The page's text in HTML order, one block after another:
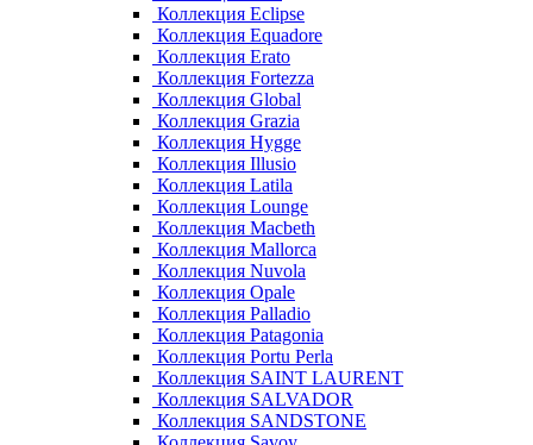
Коллекция Eclipse
Коллекция Equadore
Коллекция Erato
Коллекция Fortezza
Коллекция Global
Коллекция Grazia
Коллекция Hygge
Коллекция Illusio
Коллекция Latila
Коллекция Lounge
Коллекция Macbeth
Коллекция Mallorca
Коллекция Nuvola
Коллекция Opale
Коллекция Palladio
Коллекция Patagonia
Коллекция Portu Perla
Коллекция SAINT LAURENT
Коллекция SALVADOR
Коллекция SANDSTONE